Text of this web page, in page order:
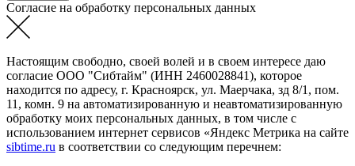
Согласие на обработку персональных данных
Настоящим свободно, своей волей и в своем интересе даю
согласие ООО "Сибтайм" (ИНН 2460028841), которое
находится по адресу, г. Красноярск, ул. Маерчака, зд 8/1, пом.
11, комн. 9 на автоматизированную и неавтоматизированную
обработку моих персональных данных, в том числе с
использованием интернет сервисов «Яндекс Метрика на сайте
sibtime.ru в соответствии со следующим перечнем: